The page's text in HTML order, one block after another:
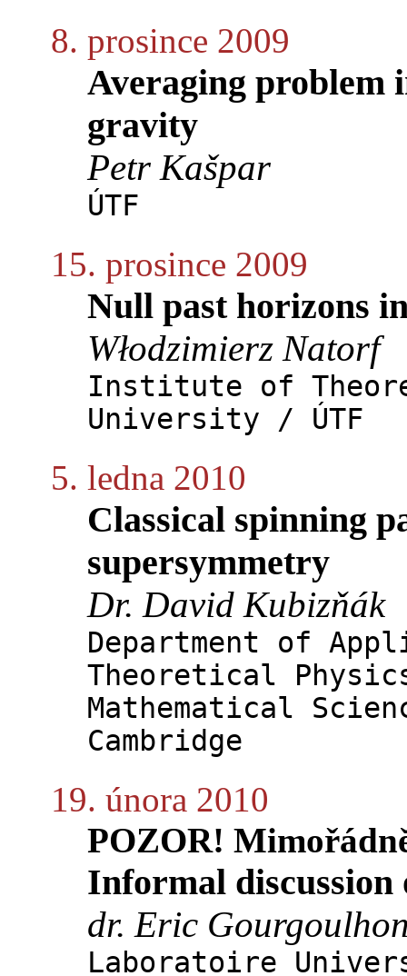
8. prosince 2009
Averaging problem
gravity
Petr Kašpar
ÚTF
15. prosince 2009
Null past horizons
Włodzimierz Natorf
Institute of
University / ÚTF
5. ledna 2010
Classical spinning
supersymmetry
Dr. David Kubizňák
Department of
Theoretical
Mathematical
Cambridge
19. února 2010
POZOR!
Informal discussion
dr. Eric
Laboratoire